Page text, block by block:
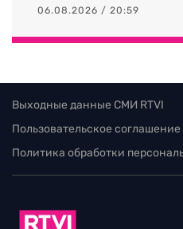
06.08.2026 / 20:59
Выходные данные СМИ RTVI
Пользовательское соглашение
Политика обработки